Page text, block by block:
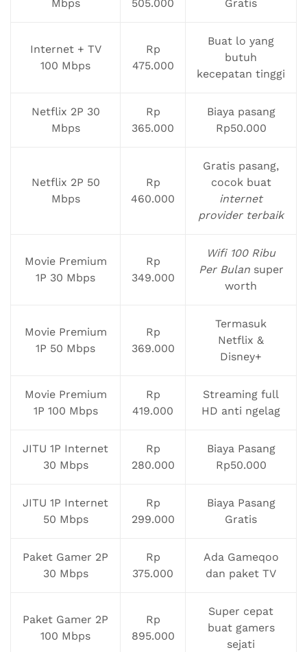
Mbps 505.000 Gratis
Internet + TV
100 Mbps
Rp
475.000
Buat lo yang
butuh
kecepatan tinggi
Netflix 2P 30
Mbps
Rp
365.000
Biaya pasang
Rp50.000
Netflix 2P 50
Mbps
Rp
460.000
Gratis pasang,
cocok buat
internet
provider terbaik
Movie Premium
1P 30 Mbps
Rp
349.000
Wifi 100 Ribu
Per Bulansuper
worth
Movie Premium
1P 50 Mbps
Rp
369.000
Termasuk
Netflix &
Disney+
Movie Premium
1P 100 Mbps
Rp
419.000
Streaming full
HD anti ngelag
JITU 1P Internet
30 Mbps
Rp
280.000
Biaya Pasang
Rp50.000
JITU 1P Internet
50 Mbps
Rp
299.000
Biaya Pasang
Gratis
Paket Gamer 2P
30 Mbps
Rp
375.000
Ada Gameqoo
dan paket TV
Paket Gamer 2P
100 Mbps
Rp
895.000
Super cepat
buat gamers
sejati